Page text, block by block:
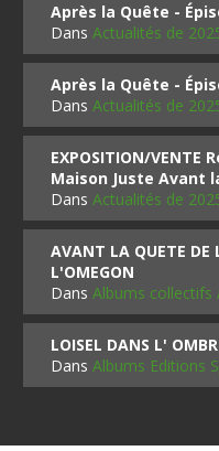
Après la Quête -
DansActualités de
Après la Quête -
DansActualités de
EXPOSITION/VENTE
Maison Juste Avant
DansActualités de
AVANT LA QUETE DE
L'OMEGON
DansAlbums collectifs
LOISEL DANS L'
DansAlbums Editions